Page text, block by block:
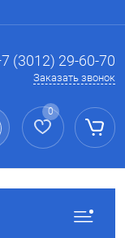
(3012) 29-60-70
Заказать звонок
0